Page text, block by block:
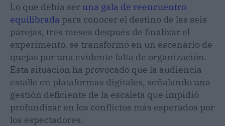
Lo que debía seruna gala de reencuentro
equilibrada para conocer el destino de las seis
parejas, tres meses después de finalizar el
experimento, se transformó en un escenario de
quejas por una evidente falta de organización.
Esta situación ha provocado que la audiencia
estalle en plataformas digitales, señalando una
gestión deficiente de la escaleta que impidió
profundizar en los conflictos más esperados por
los espectadores.